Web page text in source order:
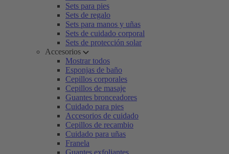
Sets para pies
Sets de regalo
Sets para manos y uñas
Sets de cuidado corporal
Sets de protección solar
Accesorios
Mostrar todos
Esponjas de baño
Cepillos corporales
Cepillos de masaje
Guantes bronceadores
Cuidado para pies
Accesorios de cuidado
Cepillos de recambio
Cuidado para uñas
Franela
Guantes exfoliantes